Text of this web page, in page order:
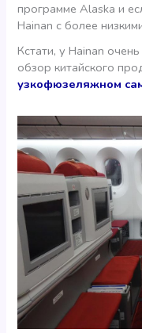
программе Alaska и
Hainan c более
Кстати, у Hainan
обзор китайского
узкофюзеляжном